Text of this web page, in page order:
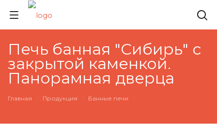
Печь банная "Сибирь" с
закрытой каменкой.
Панорамная дверца
Главная Продукция Банные печи